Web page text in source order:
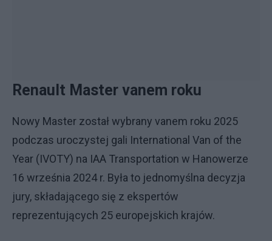
Renault Master vanem roku
Nowy Master został wybrany vanem roku 2025
podczas uroczystej gali International Van of the
Year (IVOTY) na IAA Transportation w Hanowerze
16 września 2024 r. Była to jednomyślna decyzja
jury, składającego się z ekspertów
reprezentujących 25 europejskich krajów.